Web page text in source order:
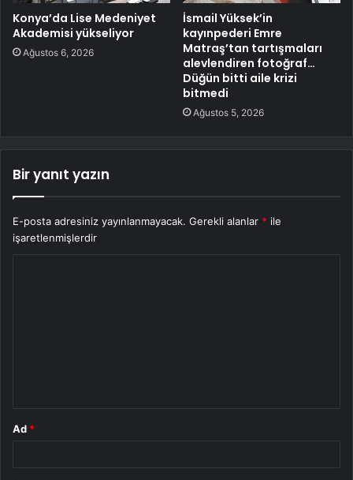
Konya’da Lise Medeniyet
Akademisi yükseliyor
Ağustos 6, 2026
İsmail Yüksek’in
kayınpederi Emre
Matraş’tan tartışmaları
alevlendiren fotoğraf…
Düğün bitti aile krizi
bitmedi
Ağustos 5, 2026
Bir yanıt yazın
E-posta adresiniz yayınlanmayacak. Gerekli alanlar * ile
işaretlenmişlerdir
Ad *